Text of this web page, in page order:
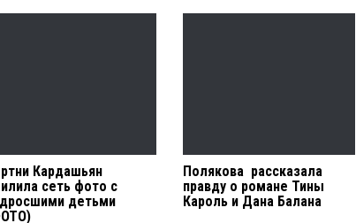
Кардашьян
сеть фото с
детьми
Полякова рассказала
правду о романе Тины
Кароль и Дана Балана